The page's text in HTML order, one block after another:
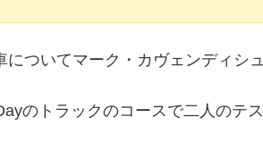
ついてマーク・カヴェンディシ
のトラックのコースで二人のテ